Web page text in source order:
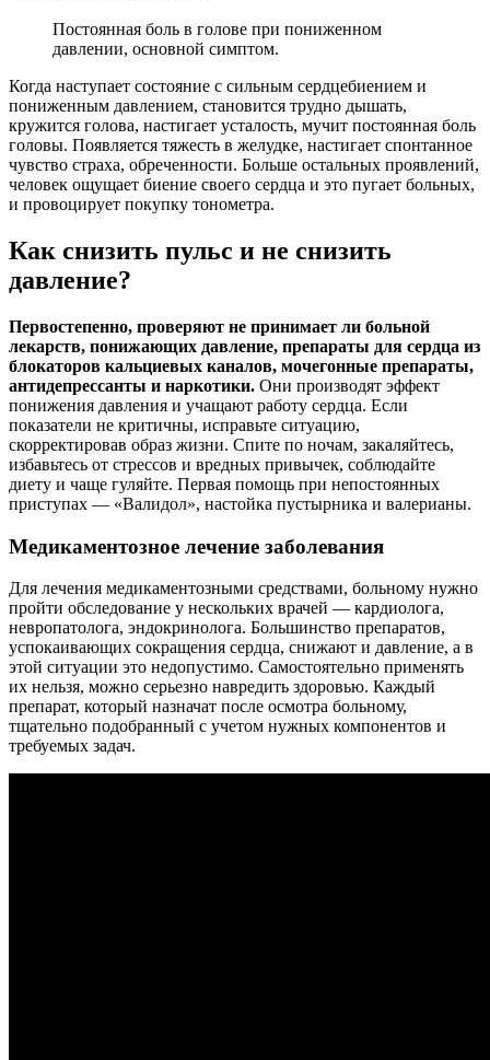
Постоянная боль в голове при пониженном
давлении, основной симптом.
Когда наступает состояние с сильным сердцебиением и
пониженным давлением, становится трудно дышать,
кружится голова, настигает усталость, мучит постоянная боль
головы. Появляется тяжесть в желудке, настигает спонтанное
чувство страха, обреченности. Больше остальных проявлений,
человек ощущает биение своего сердца и это пугает больных,
и провоцирует покупку тонометра.
Как снизить пульс и не снизить
давление?
Первостепенно, проверяют не принимает ли больной
лекарств, понижающих давление, препараты для сердца из
блокаторов кальциевых каналов, мочегонные препараты,
антидепрессанты и наркотики. Они производят эффект
понижения давления и учащают работу сердца. Если
показатели не критичны, исправьте ситуацию,
скорректировав образ жизни. Спите по ночам, закаляйтесь,
избавьтесь от стрессов и вредных привычек, соблюдайте
диету и чаще гуляйте. Первая помощь при непостоянных
приступах — «Валидол», настойка пустырника и валерианы.
Медикаментозное лечение заболевания
Для лечения медикаментозными средствами, больному нужно
пройти обследование у нескольких врачей — кардиолога,
невропатолога, эндокринолога. Большинство препаратов,
успокаивающих сокращения сердца, снижают и давление, а в
этой ситуации это недопустимо. Самостоятельно применять
их нельзя, можно серьезно навредить здоровью. Каждый
препарат, который назначат после осмотра больному,
тщательно подобранный с учетом нужных компонентов и
требуемых задач.